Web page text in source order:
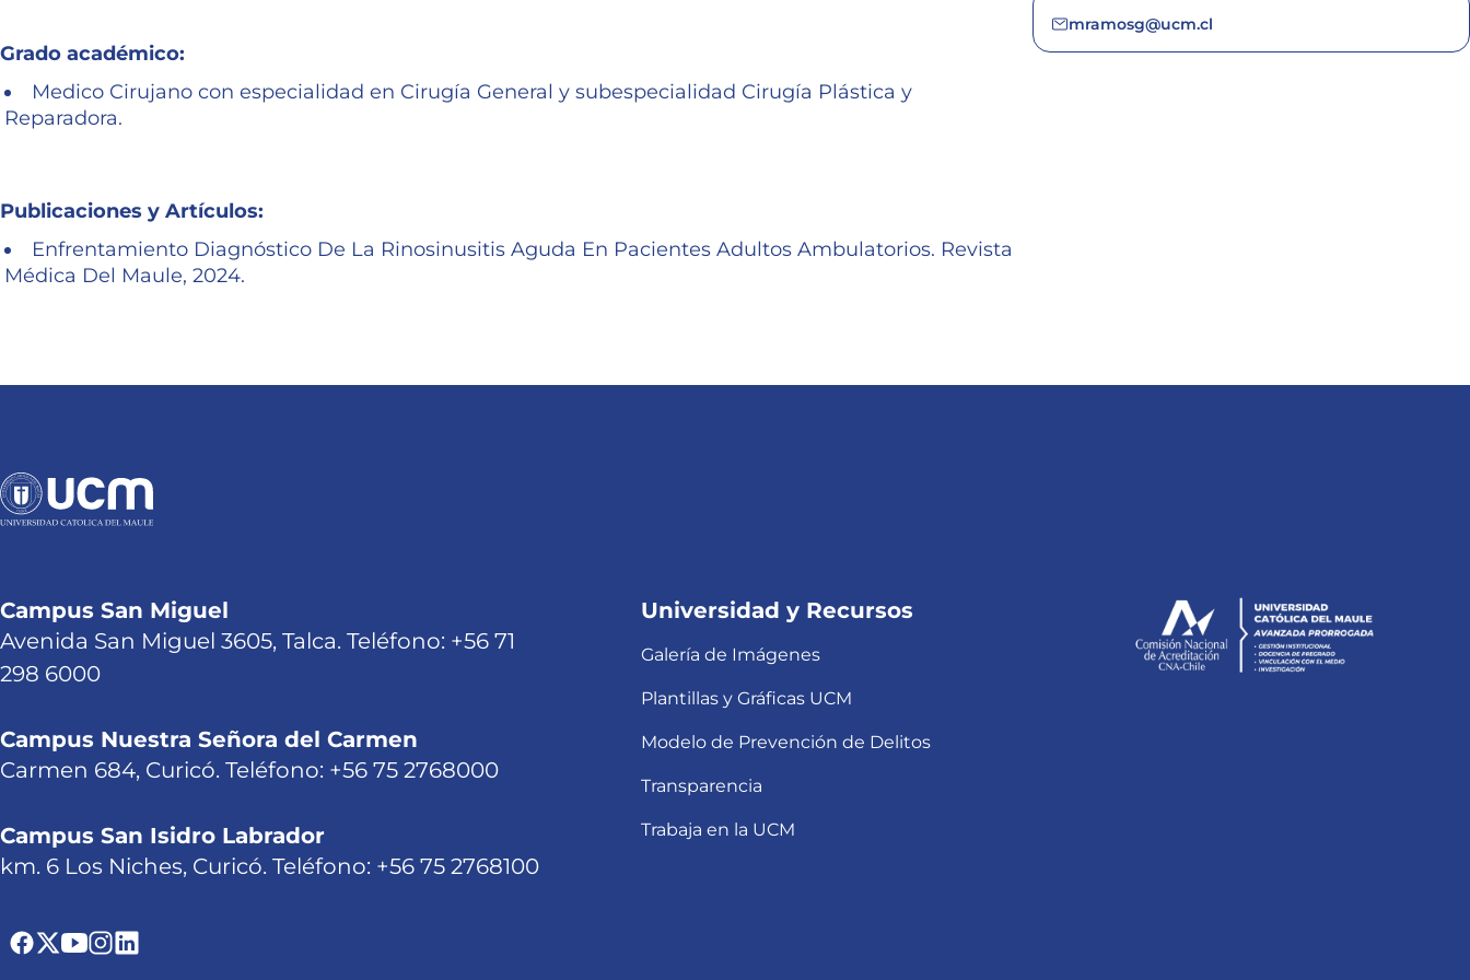
Grado académico:
Medico Cirujano con especialidad en Cirugía General y subespecialidad Cirugía Plástica y
Reparadora.
Publicaciones y Artículos:
Enfrentamiento Diagnóstico De La Rinosinusitis Aguda En Pacientes Adultos Ambulatorios. Revista
Médica Del Maule, 2024.
mramosg@ucm.cl
Campus San Miguel
Avenida San Miguel 3605, Talca. Teléfono: +56 71
298 6000
Campus Nuestra Señora del Carmen
Carmen 684, Curicó. Teléfono: +56 75 2768000
Campus San Isidro Labrador
km. 6 Los Niches, Curicó. Teléfono: +56 75 2768100
Universidad y Recursos
Galería de Imágenes
Plantillas y Gráficas UCM
Modelo de Prevención de Delitos
Transparencia
Trabaja en la UCM